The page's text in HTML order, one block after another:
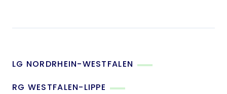
LG NORDRHEIN-WESTFALEN
RG WESTFALEN-LIPPE